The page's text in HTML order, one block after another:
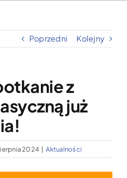
medycznego
Poprzedni Kolejny
z
już
2024 Aktualności